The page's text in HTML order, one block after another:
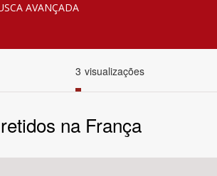
AVANÇADA
3 visualizações
na França